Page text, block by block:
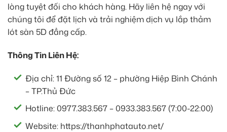
lòng tuyệt đối cho khách hàng. Hãy liên hệ ngay với
chúng tôi để đặt lịch và trải nghiệm dịch vụ lắp thảm
lót sàn 5D đẳng cấp.
Thông Tin Liên Hệ:
Địa chỉ: 11 Đường số 12 – phường Hiệp Bình Chánh
– TP.Thủ Đức
Hotline: 0977.383.567 – 0933.383.567 (7:00-22:00)
Website: https://thanhphatauto.net/